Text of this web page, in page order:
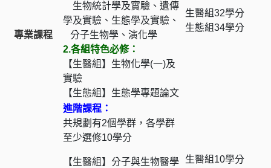
專業課程
生物統計學及實驗、遺傳
學及實驗、生態學及實驗、
分子生物學、演化學
2.各組特色必修：
【生醫組】生物化學(一)及
實驗
【生態組】生態學專題論文
生醫組32學分
生態組34學分
進階課程：
共規劃有2個學群，各學群
至少選修10學分
【生醫組】分子與生物醫學
生醫組10學分